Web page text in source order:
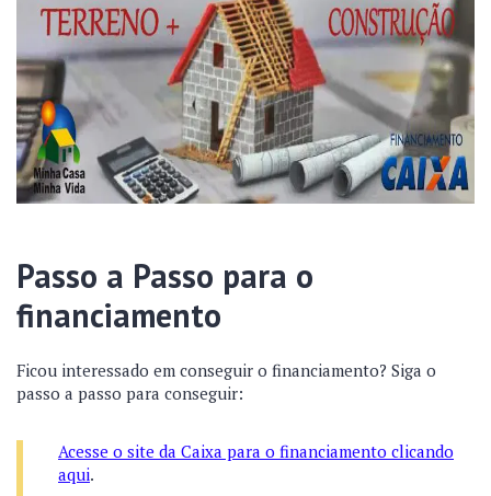
Passo a Passo para o
financiamento
Ficou interessado em conseguir o financiamento? Siga o
passo a passo para conseguir:
Acesse o site da Caixa para o financiamento clicando
aqui.